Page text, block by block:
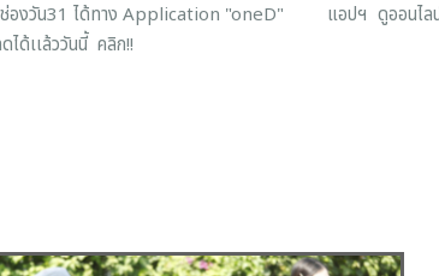
องช่องวัน31 ได้ทาง Application "oneD" แอปฯ ดูออนไล
ด้เเล้ววันนี้ คลิก!!